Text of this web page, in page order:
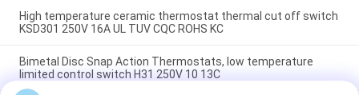
High temperature ceramic thermostat thermal cut off switch
KSD301 250V 16A UL TUV CQC ROHS KC
Bimetal Disc Snap Action Thermostats, low temperature
limited control switch H31 250V 10 13C